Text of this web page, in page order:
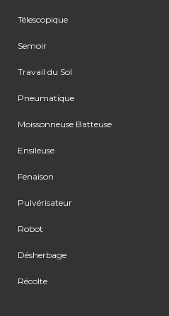
Télescopique
Semoir
Travail du Sol
Pneumatique
Moissonneuse Batteuse
Ensileuse
Fenaison
Pulvérisateur
Robot
Désherbage
Récolte